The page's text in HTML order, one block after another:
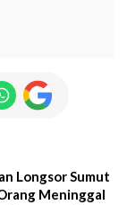
Longsor Sumut
Meninggal